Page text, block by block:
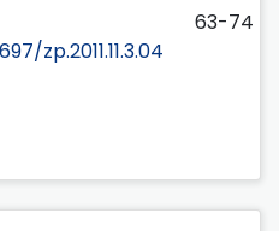
63-74
zp.2011.11.3.04